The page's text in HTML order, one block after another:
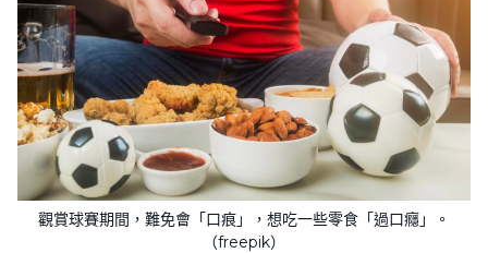
觀賞球賽期間，難免會「口痕」，想吃一些零食「過口癮」。
（freepik）